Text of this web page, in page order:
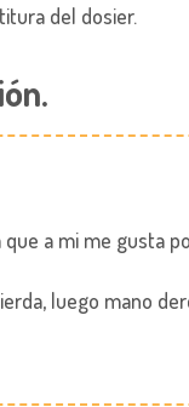
del dosier.
a mi me gusta
luego mano